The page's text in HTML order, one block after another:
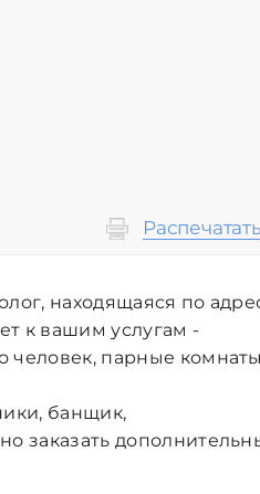
Распечатать
находящаяся по
к вашим услугам -
человек, парные
банщик,
заказать